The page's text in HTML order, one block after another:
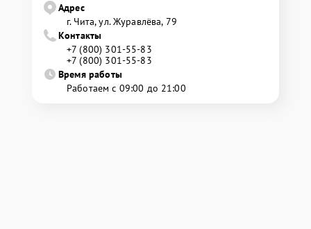
Адрес
г. Чита, ул. Журавлёва, 79
Контакты
+7 (800) 301-55-83
+7 (800) 301-55-83
Время работы
Работаем с 09:00 до 21:00